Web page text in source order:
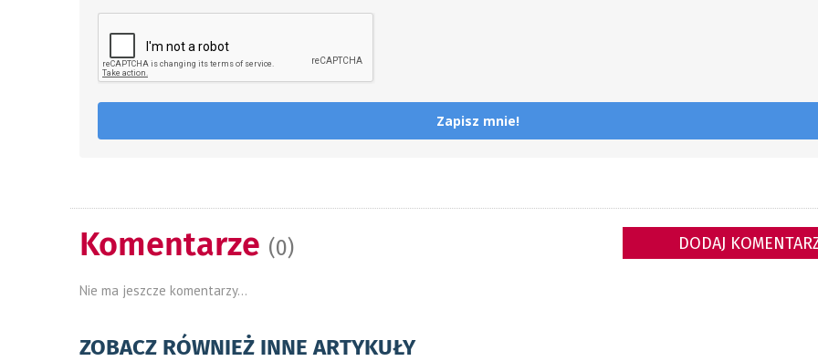
Zapisz mnie!
Komentarze (0) DODAJ
Nie ma jeszcze komentarzy...
ZOBACZ RÓWNIEŻ INNE ARTYKUŁY